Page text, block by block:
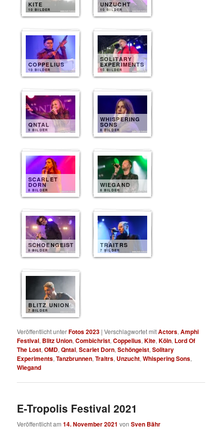
KITE
10 BILDER
UNZUCHT
10 BILDER
COPPELIUS
10 BILDER
SOLITARY
EXPERIMENTS
10 BILDER
QNTAL
9 BILDER
WHISPERING
SONS
8 BILDER
SCARLET
DORN
8 BILDER
WIEGAND
8 BILDER
SCHOENGEIST
8 BILDER
TRAITRS
7 BILDER
BLITZ UNION
7 BILDER
Veröffentlicht unterFotos 2023 |Verschlagwortet mitActors,Amphi
Festival, Blitz Union,Combichrist,Coppelius,Kite,Köln, Lord Of
The Lost,OMD,Qntal,Scarlet Dorn,Schöngeist,Solitary
Experiments,Tanzbrunnen,Traitrs, Unzucht,Whispering Sons,
Wiegand
E-Tropolis Festival 2021
Veröffentlicht am14. November 2021 vonSven Bähr